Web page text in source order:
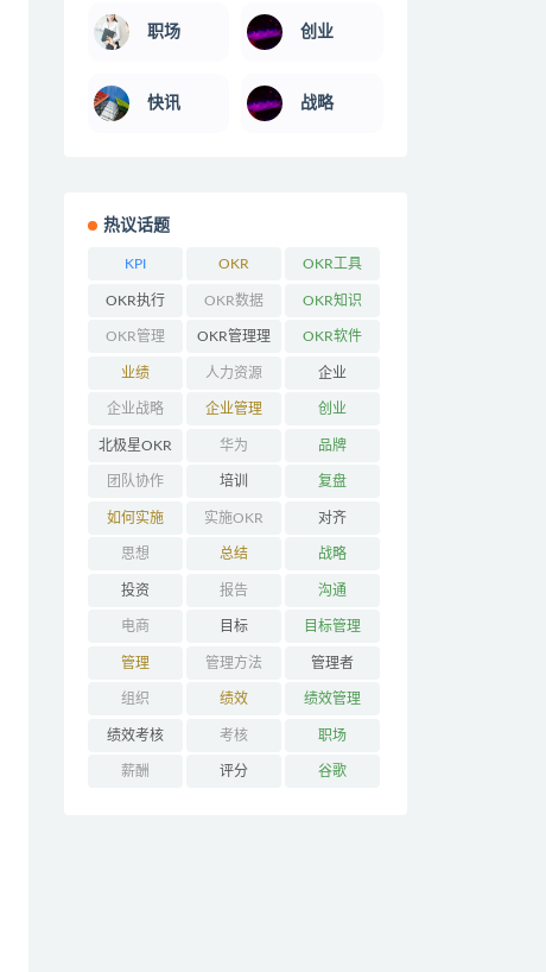
职场 创业
快讯 战略
热议话题
KPI OKR OKR工具
OKR执行 OKR数据 OKR知识
OKR管理 OKR管理理
念
OKR软件
业绩 人力资源 企业
企业战略 企业管理 创业
北极星OKR 华为 品牌
团队协作 培训 复盘
如何实施
OKR
实施OKR 对齐
思想 总结 战略
投资 报告 沟通
电商 目标 目标管理
管理 管理方法 管理者
组织 绩效 绩效管理
绩效考核 考核 职场
薪酬 评分 谷歌